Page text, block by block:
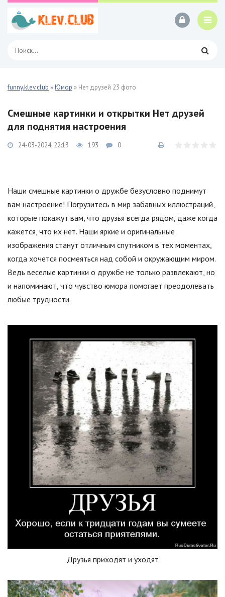
funny.klev.club »Юмор » Нет друзей 23 фото
Смешные картинки и открытки Нет друзей
для поднятия настроения
24-03-2024, 22:13 193 0
Наши смешные картинки о дружбе безусловно поднимут
вам настроение! Погрузитесь в мир забавных иллюстраций,
которые покажут вам, что друзья всегда рядом, даже когда
кажется, что их нет. Наши яркие и оригинальные
изображения станут отличным спутником в тех моментах,
когда хочется посмеяться над собой и окружающим миром.
Ведь веселые картинки о дружбе не только развлекают, но
и напоминают, что чувство юмора помогает преодолевать
любые трудности.
Друзья приходят и уходят